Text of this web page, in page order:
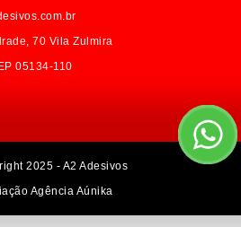
70 Vila Zulmira
05134-110
2025 - A2 Adesivos
Agência Aúnika